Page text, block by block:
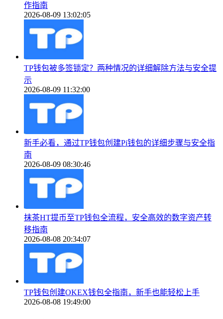
作指南
2026-08-09 13:02:05
TP钱包被多签锁定？两种情况的详细解除方法与安全提
示
2026-08-09 11:32:00
新手必看，通过TP钱包创建Pi钱包的详细步骤与安全指
南
2026-08-09 08:30:46
抹茶HT提币至TP钱包全流程，安全高效的数字资产转
移指南
2026-08-08 20:34:07
TP钱包创建OKEX钱包全指南，新手也能轻松上手
2026-08-08 19:49:00